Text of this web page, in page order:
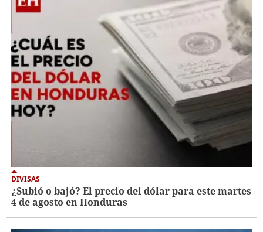
DIVISAS
¿Subió o bajó? El precio del dólar para este martes
4 de agosto en Honduras